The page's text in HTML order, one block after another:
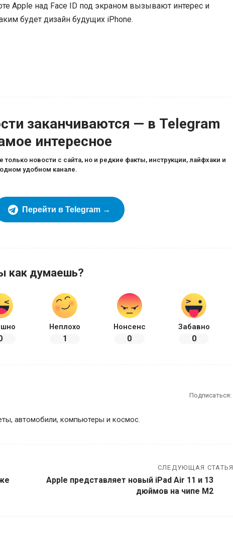
Apple над Face ID под экраном вызывают интерес и
будет дизайн будущих iPhone.
заканчиваются — в Telegram
интересное
новости с сайта, но и редкие факты, инструкции, лайфхаки и
удобном канале.
Перейти в Telegram →
как думаешь?
Неплохо
1
Нонсенс
0
Забавно
0
Подписаться:
автомобили, компьютеры и космос.
СЛЕДУЮЩАЯ СТАТЬЯ
Apple представляет новый iPad Air 11 и 13
дюймов на чипе M2